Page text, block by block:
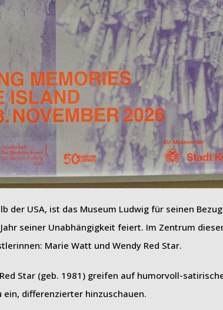
der USA, ist das Museum Ludwig für seinen
seiner Unabhängigkeit feiert. Im Zentrum
Marie Watt und Wendy Red Star.
Star (geb. 1981) greifen auf humorvoll-
differenzierter hinzuschauen.